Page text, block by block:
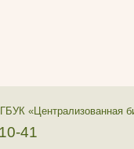
«Централизованная
41